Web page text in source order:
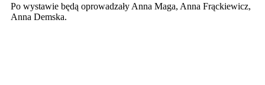
Po wystawie będą oprowadzały Anna Maga, Anna Frąckiewicz,
Anna Demska.